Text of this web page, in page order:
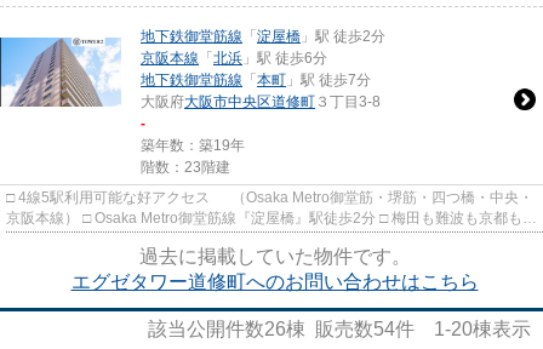
地下鉄御堂筋線 「 淀屋橋 」駅 徒歩2分
京阪本線 「 北浜 」駅 徒歩6分
地下鉄御堂筋線 「 本町 」駅 徒歩7分
大阪府大阪市中央区道修町 ３丁目3-8
-
築年数：築19年
階数：23階建
□ 4線5駅利用可能な好アクセス （Osaka Metro御堂筋・堺筋・四つ橋・中央・
京阪本線） □ Osaka Metro御堂筋線『淀屋橋』駅徒歩2分 □ 梅田も難波も京都も全
過去に掲載していた物件です。
エグゼタワー道修町へのお問い合わせはこちら
該当公開件数26棟 販売数54件 1-20棟表示